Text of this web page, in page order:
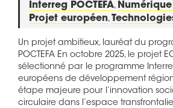
Interreg POCTEFA,
Projet européen,
Un projet ambitieux, lauréat du
POCTEFA En octobre 2025, le projet
sélectionné par le programme
européens de développement
étape majeure pour l’innovation
circulaire dans l’espace